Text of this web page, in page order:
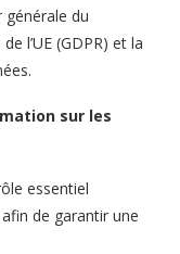
du
l’UE (GDPR) et la
sur les
essentiel
afin de garantir une